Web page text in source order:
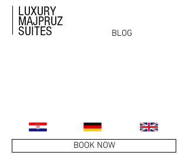
LUXURY
MAJPRUZ
SUITES BLOG
BOOK NOW